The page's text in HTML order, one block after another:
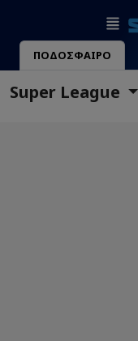
ΠΟΔΟΣΦΑΙΡΟ
Super League